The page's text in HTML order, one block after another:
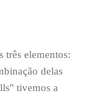
três elementos:
delas
tivemos a